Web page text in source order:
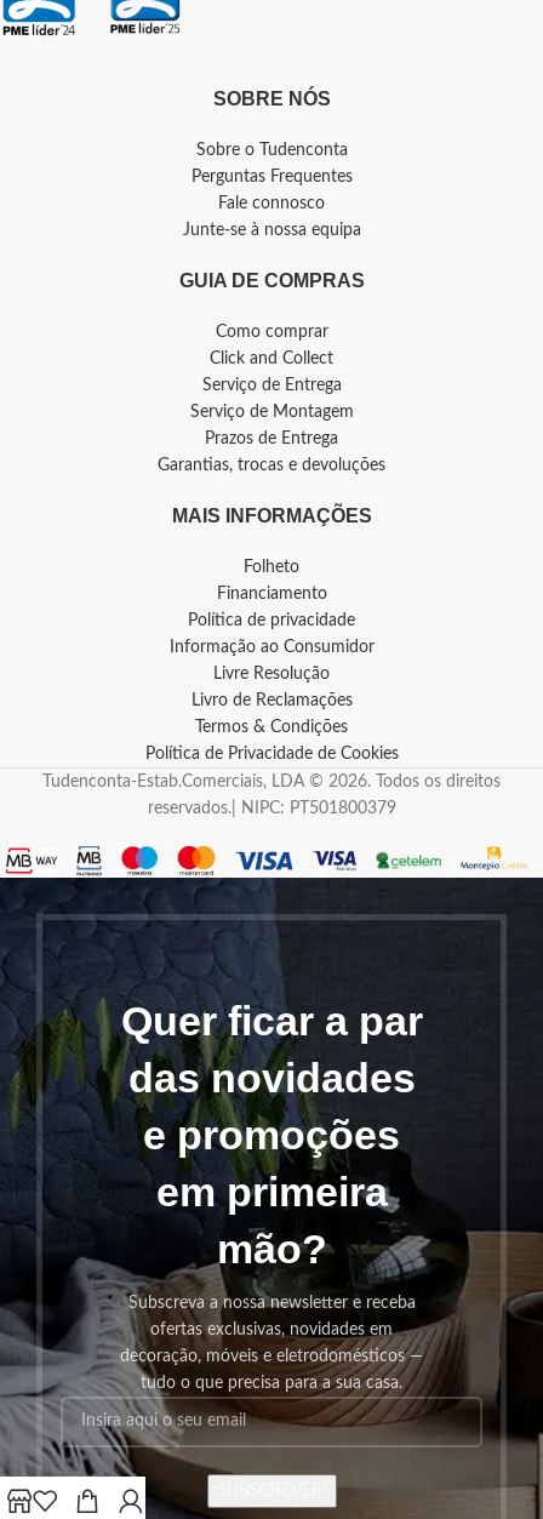
SOBRE NÓS
Sobre o Tudenconta
Perguntas Frequentes
Fale connosco
Junte-se à nossa equipa
GUIA DE COMPRAS
Como comprar
Click and Collect
Serviço de Entrega
Serviço de Montagem
Prazos de Entrega
Garantias, trocas e devoluções
MAIS INFORMAÇÕES
Folheto
Financiamento
Política de privacidade
Informação ao Consumidor
Livre Resolução
Livro de Reclamações
Termos & Condições
Política de Privacidade de Cookies
Tudenconta-Estab.Comerciais, LDA © 2026. Todos os direitos
reservados.| NIPC: PT501800379
Quer ficar a par
das novidades
e promoções
em primeira
mão?
Subscreva a nossa newsletter e receba
ofertas exclusivas, novidades em
decoração, móveis e eletrodomésticos —
tudo o que precisa para a sua casa.